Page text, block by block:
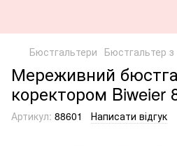
Бюстгальтери Бюстгальтер
Мереживний
коректором Biweier
Артикул: 88601 Написати відгук